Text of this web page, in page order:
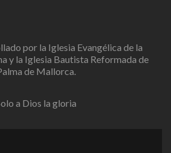
por la Iglesia Evangélica de la
y la Iglesia Bautista Reformada de
de Mallorca.
a Dios la gloria